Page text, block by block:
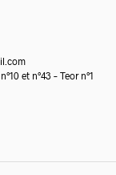
et n°43 – Teor n°1